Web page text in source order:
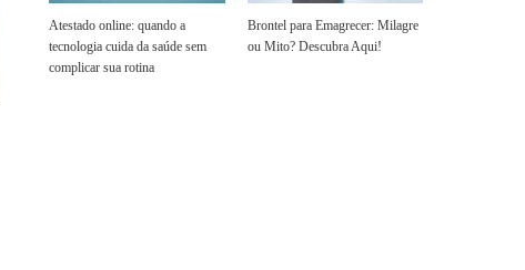
Atestado online: quando a
tecnologia cuida da saúde sem
complicar sua rotina
Brontel para Emagrecer: Milagre
ou Mito? Descubra Aqui!